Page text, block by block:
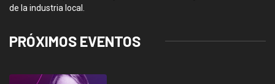
de la industria local.
PRÓXIMOS EVENTOS